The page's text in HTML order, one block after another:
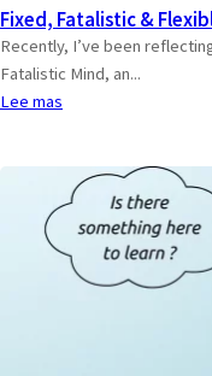
Fixed, Fatalistic &
Recently, I’ve been
Fatalistic Mind, an...
Lee mas